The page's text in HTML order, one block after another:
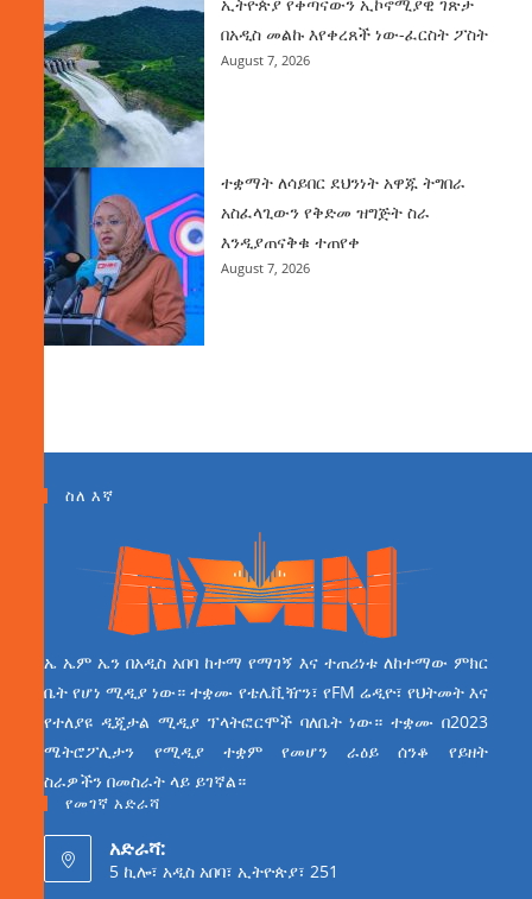
ኢትዮጵያ የቀጣናውን ኢኮኖሚያዊ ገጽታ
በአዲስ መልኩ እየቀረጸች ነው-ፈርስት ፖስት
August 7, 2026
ተቋማት ለሳይበር ደህንነት አዋጁ ትግበራ
አስፈላጊውን የቅድመ ዝግጅት ስራ
እንዲያጠናቅቁ ተጠየቀ
August 7, 2026
ስለ እኛ
ኤ ኤም ኤን በአዲስ አበባ ከተማ የማገኝ እና ተጠሪነቱ ለከተማው ምክር
ቤት የሆነ ሚዲያ ነው። ተቋሙ የቴሌቪዥን፣ የFM ሬዲዮ፣ የህትመት እና
የተለያዩ ዲጂታል ሚዲያ ፕላትፎርሞች ባለቤት ነው። ተቋሙ በ2023
ሜትሮፖሊታን የሚዲያ ተቋም የመሆን ራዕይ ሰንቆ የይዘት
ስራዎችን በመስራት ላይ ይገኛል።
የመገኛ አድራሻ
አድራሻ:
5 ኪሎ፣ አዲስ አበባ፣ ኢትዮጵያ፣ 251